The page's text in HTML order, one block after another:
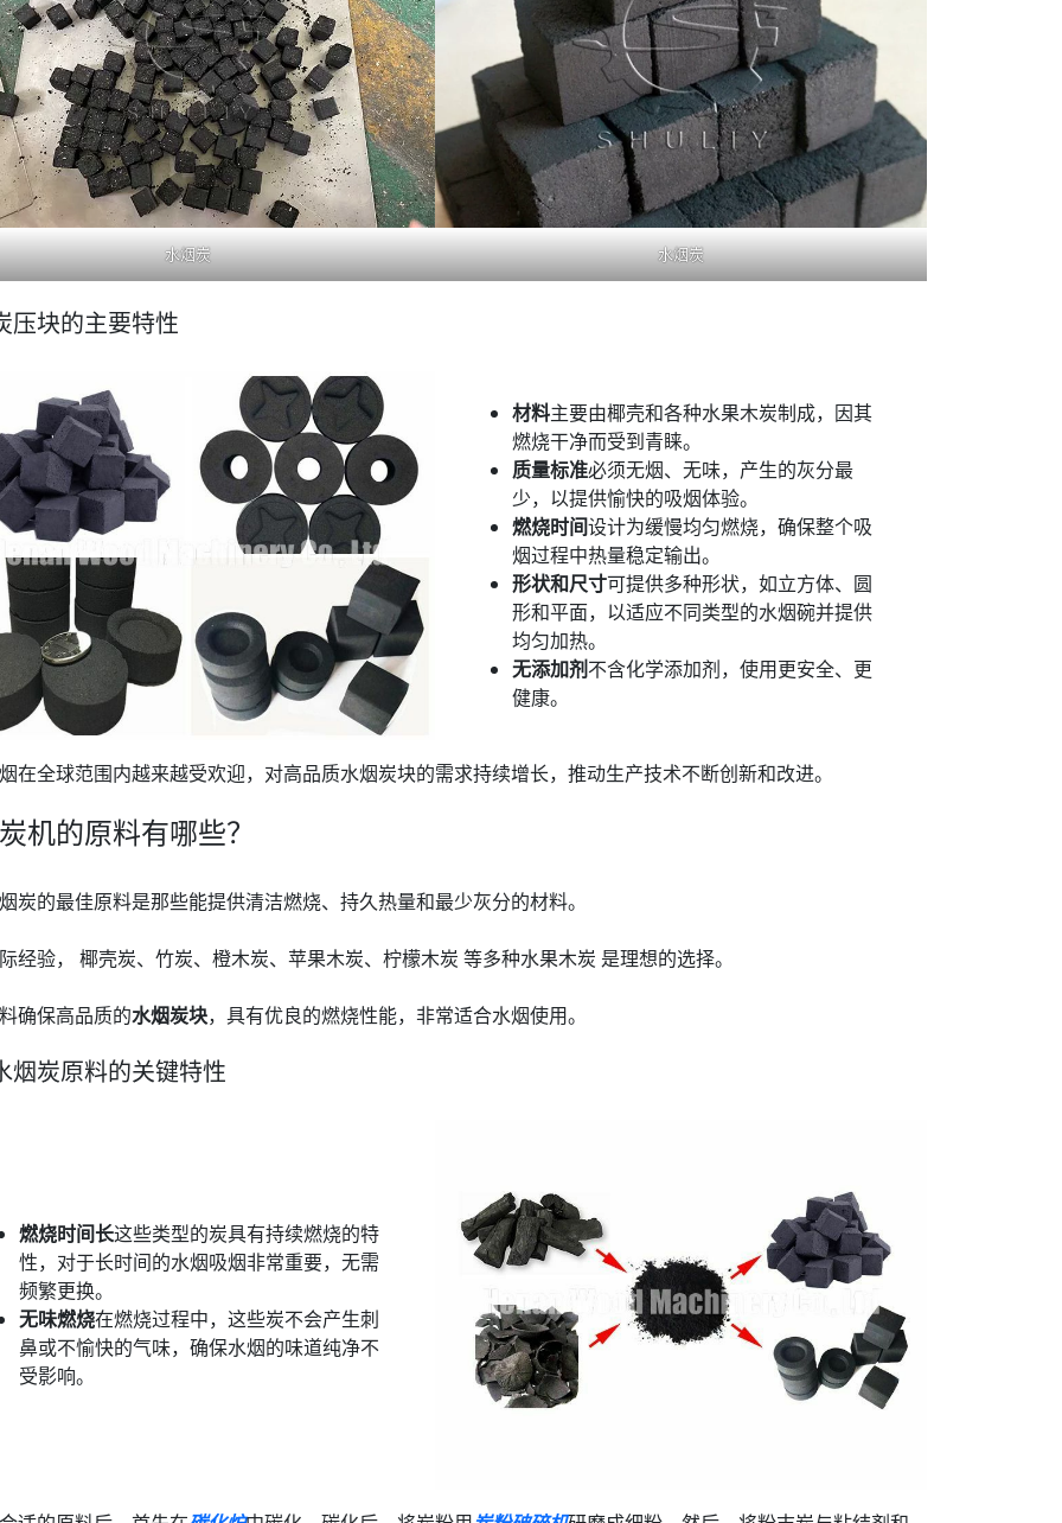
水烟炭 水烟炭
压块的主要特性
材料主要由椰壳和各种水果木炭制成，因其
燃烧干净而受到青睐。
质量标准必须无烟、无味，产生的灰分最
少，以提供愉快的吸烟体验。
燃烧时间设计为缓慢均匀燃烧，确保整个吸
烟过程中热量稳定输出。
形状和尺寸可提供多种形状，如立方体、圆
形和平面，以适应不同类型的水烟碗并提供
均匀加热。
无添加剂不含化学添加剂，使用更安全、更
健康。
在全球范围内越来越受欢迎，对高品质水烟炭块的需求持续增长，推动生产技术不断创新和改进。
机的原料有哪些？
炭的最佳原料是那些能提供清洁燃烧、持久热量和最少灰分的材料。
经验， 椰壳炭、竹炭、橙木炭、苹果木炭、柠檬木炭 等多种水果木炭 是理想的选择。
确保高品质的水烟炭块，具有优良的燃烧性能，非常适合水烟使用。
烟炭原料的关键特性
燃烧时间长这些类型的炭具有持续燃烧的特
性，对于长时间的水烟吸烟非常重要，无需
频繁更换。
无味燃烧在燃烧过程中，这些炭不会产生刺
鼻或不愉快的气味，确保水烟的味道纯净不
受影响。